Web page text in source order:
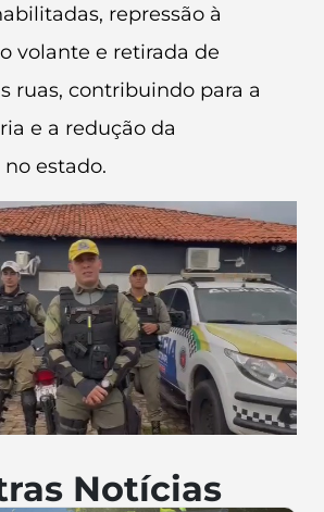
repressão à
volante e retirada de
ruas, contribuindo para a
e a redução da
estado.
Notícias